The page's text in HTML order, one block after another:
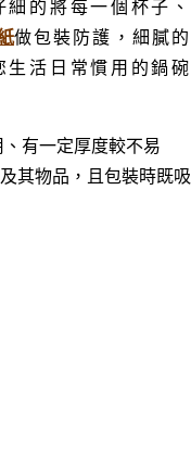
的將每一個杯子、
做包裝防護，細膩的
生活日常慣用的鍋碗
有一定厚度較不易
其物品 ， 且包裝時既吸